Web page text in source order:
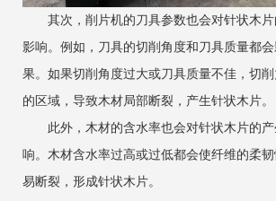
其次，削片机的刀具参数也会对针状木片
影响。例如，刀具的切削角度和刀具质量都
果。如果切削角度过大或刀具质量不佳，切
的区域，导致木材局部断裂，产生针状木片。
此外，木材的含水率也会对针状木片的产
响。木材含水率过高或过低都会使纤维的柔
易断裂，形成针状木片。